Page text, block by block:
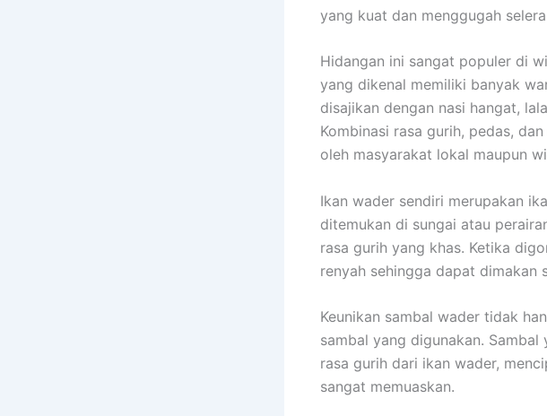
yang kuat dan menggugah
Hidangan ini sangat populer di
yang dikenal memiliki banyak
disajikan dengan nasi hangat,
Kombinasi rasa gurih, pedas,
oleh masyarakat lokal maupun
Ikan wader sendiri merupakan
ditemukan di sungai atau
rasa gurih yang khas. Ketika
renyah sehingga dapat dimakan
Keunikan sambal wader tidak
sambal yang digunakan.
rasa gurih dari ikan wader,
sangat memuaskan.